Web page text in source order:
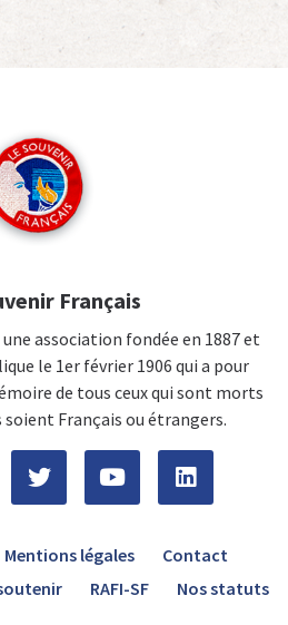
Français
association fondée en 1887 et
le 1er février 1906 qui a pour
de tous ceux qui sont morts
soient Français ou étrangers.
Mentions légales
Contact
RAFI-SF Nos statuts